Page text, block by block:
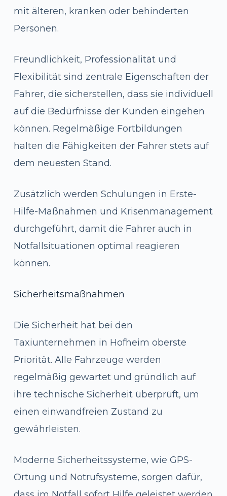
mit älteren, kranken oder behinderten
Personen.
Freundlichkeit, Professionalität und
Flexibilität sind zentrale Eigenschaften der
Fahrer, die sicherstellen, dass sie individuell
auf die Bedürfnisse der Kunden eingehen
können. Regelmäßige Fortbildungen
halten die Fähigkeiten der Fahrer stets auf
dem neuesten Stand.
Zusätzlich werden Schulungen in Erste-
Hilfe-Maßnahmen und Krisenmanagement
durchgeführt, damit die Fahrer auch in
Notfallsituationen optimal reagieren
können.
Sicherheitsmaßnahmen
Die Sicherheit hat bei den
Taxiunternehmen in Hofheim oberste
Priorität. Alle Fahrzeuge werden
regelmäßig gewartet und gründlich auf
ihre technische Sicherheit überprüft, um
einen einwandfreien Zustand zu
gewährleisten.
Moderne Sicherheitssysteme, wie GPS-
Ortung und Notrufsysteme, sorgen dafür,